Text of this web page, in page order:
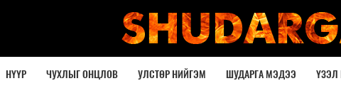
НҮҮР ЧУХЛЫГ ОНЦЛОВ УЛСТӨР НИЙГЭМ ШУДАРГА МЭДЭЭ ҮЗЭЛ